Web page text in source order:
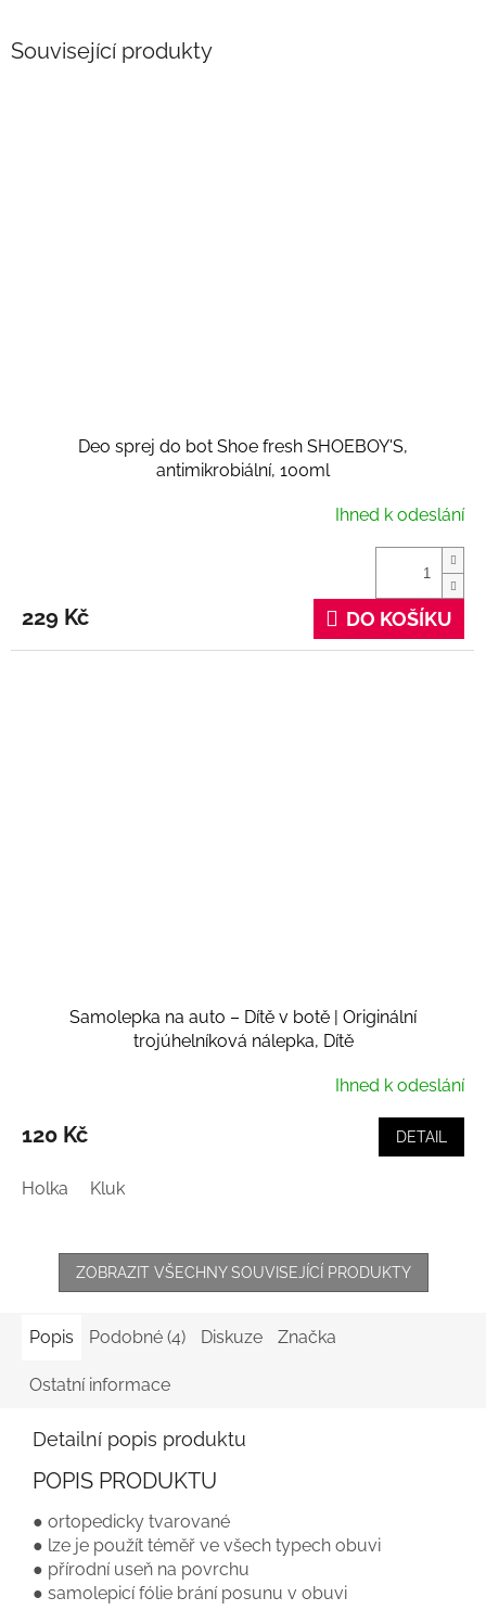
Související produkty
Deo sprej do bot Shoe fresh SHOEBOY'S,
antimikrobiální, 100ml
Ihned k odeslání
229 Kč DO KOŠÍKU
Samolepka na auto – Dítě v botě | Originální
trojúhelníková nálepka, Dítě
Ihned k odeslání
120 Kč DETAIL
Holka Kluk
ZOBRAZIT VŠECHNY SOUVISEJÍCÍ PRODUKTY
Popis Podobné (4) Diskuze Značka
Ostatní informace
Detailní popis produktu
POPIS PRODUKTU
● ortopedicky tvarované
● lze je použít téměř ve všech typech obuvi
● přírodní useň na povrchu
● samolepicí fólie brání posunu v obuvi